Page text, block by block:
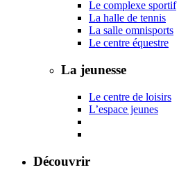
Le complexe sportif
La halle de tennis
La salle omnisports
Le centre équestre
La jeunesse
Le centre de loisirs
L’espace jeunes
Découvrir